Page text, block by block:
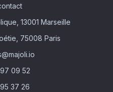
13001 Marseille
75008 Paris
09 52
37 26